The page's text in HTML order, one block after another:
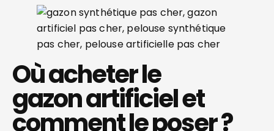
Où acheter le
gazon artificiel et
comment le poser ?